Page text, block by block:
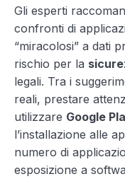
Gli esperti
confronti di
“miracolosi” a dati
rischio per la
legali. Tra i
reali, prestare
utilizzare Google
l’installazione alle
numero di
esposizione a